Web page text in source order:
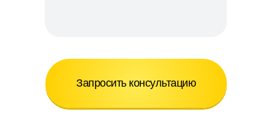
Запросить консультацию